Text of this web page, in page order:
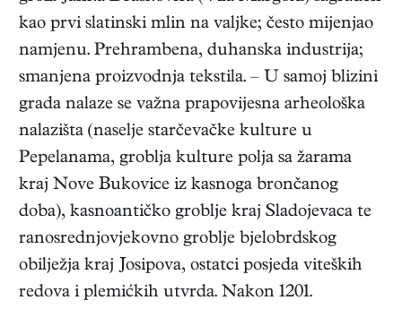
kao prvi slatinski mlin na valjke; često mijenjao
namjenu. Prehrambena, duhanska industrija;
smanjena proizvodnja tekstila. – U samoj blizini
grada nalaze se važna prapovijesna arheološka
nalazišta (naselje starčevačke kulture u
Pepelanama, groblja kulture polja sa žarama
kraj Nove Bukovice iz kasnoga brončanog
doba), kasnoantičko groblje kraj Sladojevaca te
ranosrednjovjekovno groblje bjelobrdskog
obilježja kraj Josipova, ostatci posjeda viteških
redova i plemićkih utvrda. Nakon 1201.